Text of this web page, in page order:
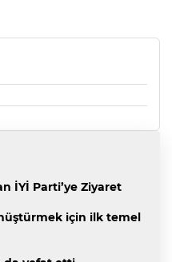
İYİ Parti’ye Ziyaret
için ilk temel